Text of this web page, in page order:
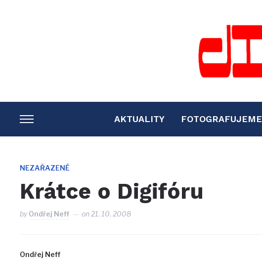
TOGGLE
SIDEBAR
NAVIGATION
AKTUALITY FOTOGRAFUJEME
NEZAŘAZENÉ
Krátce o Digifóru
byOndřej Neff on21. 10. 2008
Ondřej Neff